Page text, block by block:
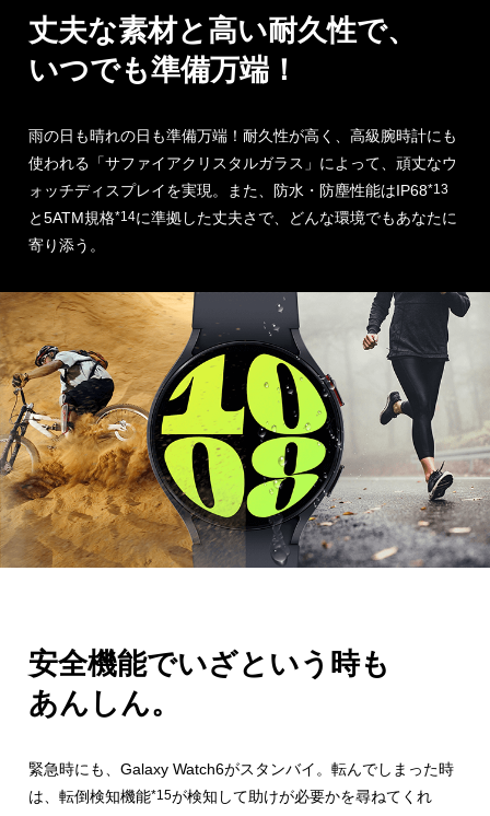
丈夫な素材と高い耐久性で、
いつでも準備万端！
雨の日も晴れの日も準備万端！耐久性が高く、高級腕時計にも
使われる 「サファイアクリスタルガラス」によって、頑丈なウ
ォッチディスプレイを実現。また、防水・防塵性能はIP68*13
と5ATM規格*14に準拠した丈夫さで、どんな環境でもあなたに
寄り添う。
安全機能でいざという時も
あんしん。
緊急時にも、Galaxy Watch6がスタンバイ。転んでしまった時
は、 転倒検知機能*15が検知して助けが必要かを尋ねてくれ